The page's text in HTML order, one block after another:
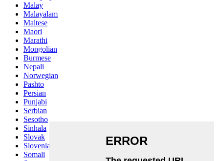
Malay
Malayalam
Maltese
Maori
Marathi
Mongolian
Burmese
Nepali
Norwegian
Pashto
Persian
Punjabi
Serbian
Sesotho
Sinhala
Slovak
Slovenian
Somali